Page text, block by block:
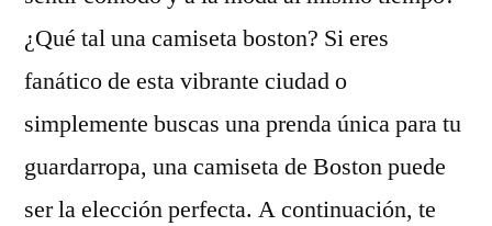
¿Qué tal una camiseta boston? Si eres
fanático de esta vibrante ciudad o
simplemente buscas una prenda única para tu
guardarropa, una camiseta de Boston puede
ser la elección perfecta. A continuación, te